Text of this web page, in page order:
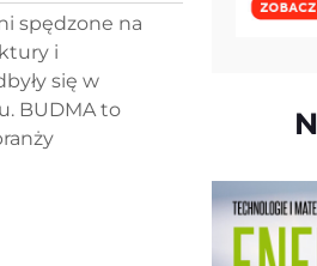
spędzone na
i
się w
BUDMA to